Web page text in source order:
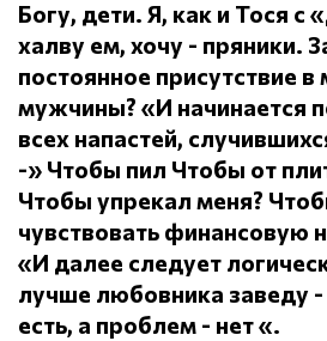
Богу, дети. Я, как и Тося с
халву ем, хочу - пряники.
постоянное присутствие
мужчины? «И начинается
всех напастей,
-» Чтобы пил Чтобы от
Чтобы упрекал меня?
чувствовать финансовую
«И далее следует
лучше любовника заведу -
есть, а проблем - нет «.